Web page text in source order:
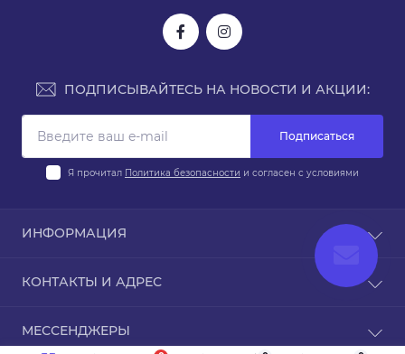
ПОДПИСЫВАЙТЕСЬ НА НОВОСТИ И АКЦИИ:
Подписаться
Я прочитал Политика безопасности и согласен с условиями
ИНФОРМАЦИЯ
Политика безопасности
Возврат товара
КОНТАКТЫ И АДРЕС
МЕССЕНДЖЕРЫ